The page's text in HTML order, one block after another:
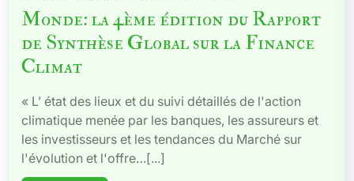
Monde: la 4ème édition du Rapport
de Synthèse Global sur la Finance
Climat
« L’ état des lieux et du suivi détaillés de l'action
climatique menée par les banques, les assureurs et
les investisseurs et les tendances du Marché sur
l'évolution et l'offre…[...]